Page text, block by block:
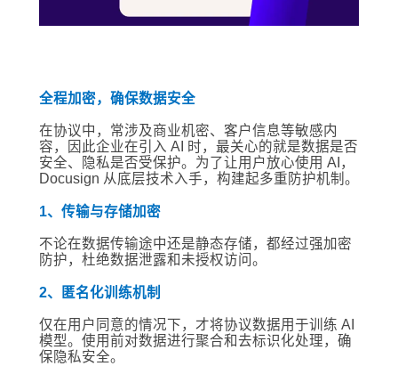
全程加密，确保数据安全
在协议中，常涉及商业机密、客户信息等敏感内
容，因此企业在引入 AI 时，最关心的就是数据是否
安全、隐私是否受保护。为了让用户放心使用 AI，
Docusign 从底层技术入手，构建起多重防护机制。
1、传输与存储加密
不论在数据传输途中还是静态存储，都经过强加密
防护，杜绝数据泄露和未授权访问。
2、匿名化训练机制
仅在用户同意的情况下，才将协议数据用于训练 AI
模型。使用前对数据进行聚合和去标识化处理，确
保隐私安全。